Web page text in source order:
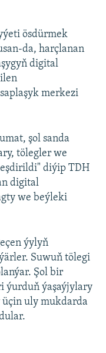
ösdürmek
da, harçlanan
digital
merkezi
şol sanda
tölegler we
diýip TDH
digital
we beýleki
ýylyň
Suwuň tölegi
Şol bir
ýurduň ýaşaýjylary
uly mukdarda